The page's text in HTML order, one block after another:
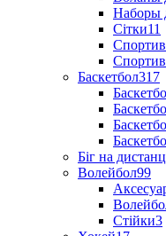
Наборы
Сітки11
Баскетбол317
Біг на
Волейбол99
Стійки3